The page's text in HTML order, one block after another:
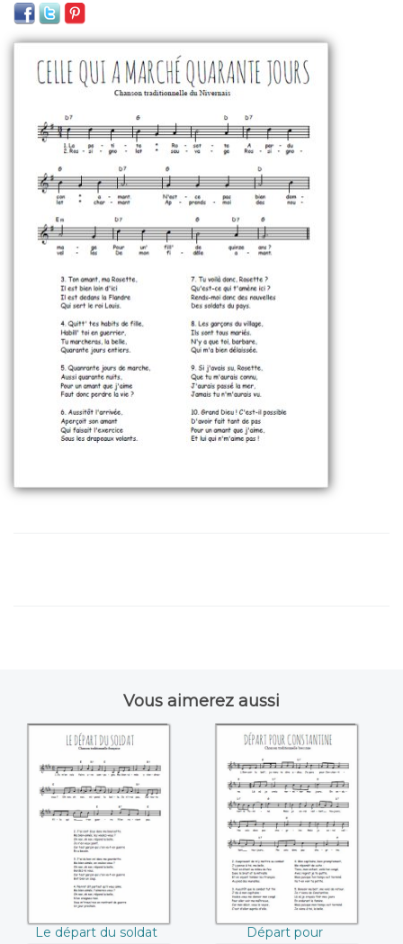
Vous aimerez aussi
Le départ du
soldat
Le départ du soldat
Départ pour
Constantine
Départ pour